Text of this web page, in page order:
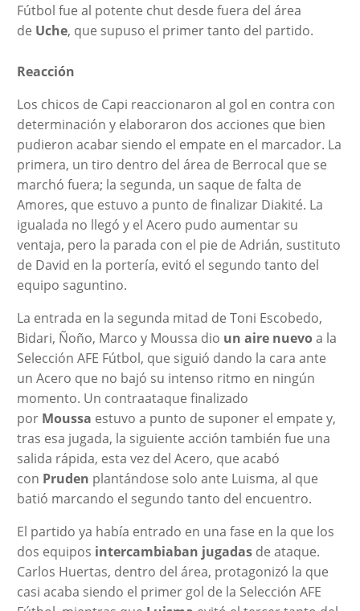
Fútbol fue al potente chut desde fuera del área
de Uche, que supuso el primer tanto del partido.
Reacción
Los chicos de Capi reaccionaron al gol en contra con
determinación y elaboraron dos acciones que bien
pudieron acabar siendo el empate en el marcador. La
primera, un tiro dentro del área de Berrocal que se
marchó fuera; la segunda, un saque de falta de
Amores, que estuvo a punto de finalizar Diakité. La
igualada no llegó y el Acero pudo aumentar su
ventaja, pero la parada con el pie de Adrián, sustituto
de David en la portería, evitó el segundo tanto del
equipo saguntino.
La entrada en la segunda mitad de Toni Escobedo,
Bidari, Ñoño, Marco y Moussa dio un aire nuevoa la
Selección AFE Fútbol, que siguió dando la cara ante
un Acero que no bajó su intenso ritmo en ningún
momento. Un contraataque finalizado
por Moussa estuvo a punto de suponer el empate y,
tras esa jugada, la siguiente acción también fue una
salida rápida, esta vez del Acero, que acabó
con Pruden plantándose solo ante Luisma, al que
batió marcando el segundo tanto del encuentro.
El partido ya había entrado en una fase en la que los
dos equipos intercambiaban jugadasde ataque.
Carlos Huertas, dentro del área, protagonizó la que
casi acaba siendo el primer gol de la Selección AFE